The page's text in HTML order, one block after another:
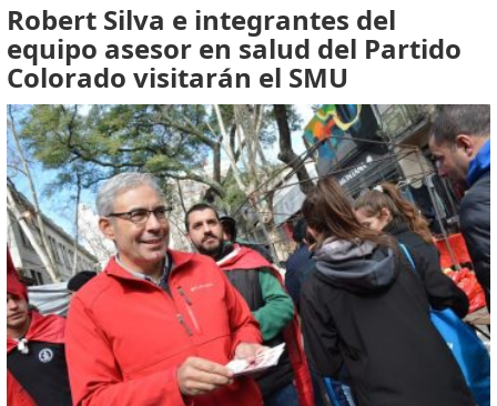
Robert Silva e integrantes del
equipo asesor en salud del Partido
Colorado visitarán el SMU